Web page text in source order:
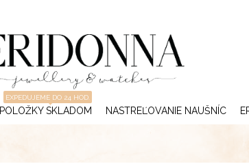
POLOŽKY SKLADOM
EXPEDUJEME DO 24 HOD.
NASTREĽOVANIE NAUŠNÍC